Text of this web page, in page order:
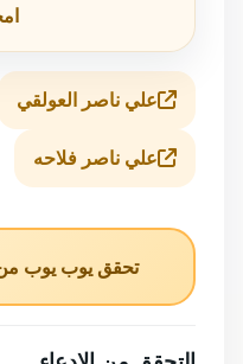
علي ناصر العولقي
علي ناصر فلاحه
تحقق يوب يوب من